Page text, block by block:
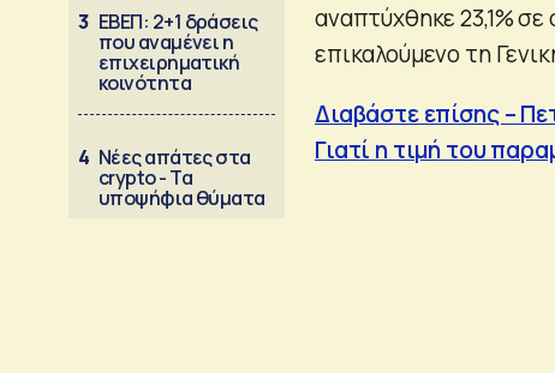
3 ΕΒΕΠ: 2+1 δράσεις
που αναμένει η
επιχειρηματική
κοινότητα
4 Νέες απάτες στα
crypto - Τα
υποψήφια θύματα
αναπτύχθηκε 23,1%
επικαλούμενο τη
Διαβάστε επίσης –
Γιατί η τιμή του